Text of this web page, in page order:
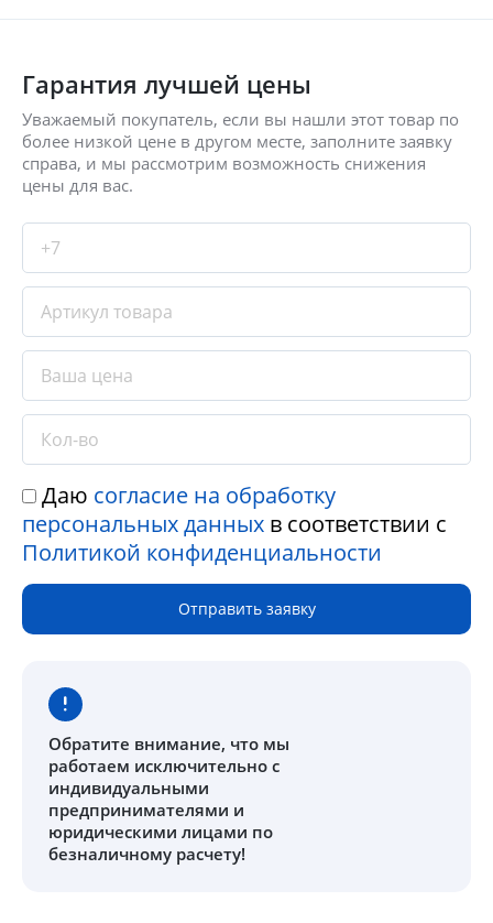
Гарантия лучшей цены
Уважаемый покупатель, если вы нашли этот товар по
более низкой цене в другом месте, заполните заявку
справа, и мы рассмотрим возможность снижения
цены для вас.
Даю согласие на обработку
персональных данных в соответствии с
Политикой конфиденциальности
Отправить заявку
Обратите внимание, что мы
работаем исключительно с
индивидуальными
предпринимателями и
юридическими лицами по
безналичному расчету!